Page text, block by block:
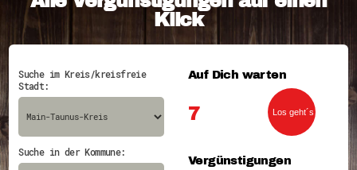
Förderprogramme
Ehrentag
Freiwilligenmanagement
Zeugnisbeiblatt
Mach dich schlau
GEMA-Pakt
Energiepreiskrise und Ehrenamt
Klick
Suche im Kreis/kreisfreie
Stadt:
Suche in der Kommune:
Auf Dich warten
7
Vergünstigungen